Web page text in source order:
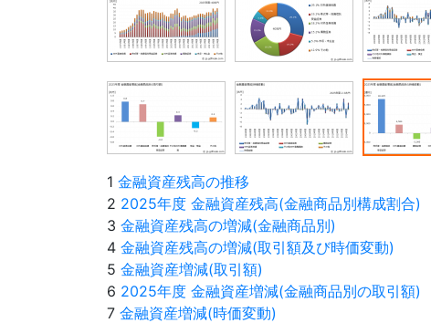
1 金融資産残高の推移
2 2025年度 金融資産残高(金融商品別構成割合)
3 金融資産残高の増減(金融商品別)
4 金融資産残高の増減(取引額及び時価変動)
5 金融資産増減(取引額)
6 2025年度 金融資産増減(金融商品別の取引額)
7 金融資産増減(時価変動)